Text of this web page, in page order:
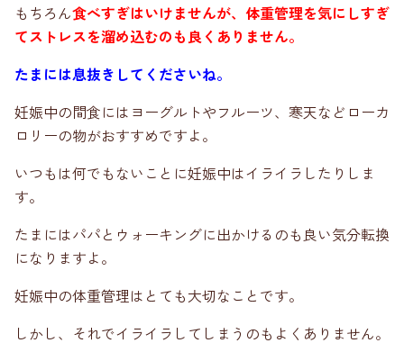
もちろん食べすぎはいけませんが、体重管理を気にしすぎ
てストレスを溜め込むのも良くありません。
たまには息抜きしてくださいね。
妊娠中の間食にはヨーグルトやフルーツ、寒天などローカ
ロリーの物がおすすめですよ。
いつもは何でもないことに妊娠中はイライラしたりしま
す。
たまにはパパとウォーキングに出かけるのも良い気分転換
になりますよ。
妊娠中の体重管理はとても大切なことです。
しかし、それでイライラしてしまうのもよくありません。